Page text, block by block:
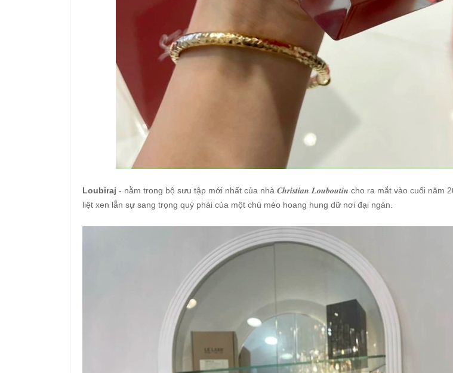
Loubiraj - nằm trong bộ sưu tập mới nhất của nhà 𝑪𝒉𝒓𝒊𝒔𝒕𝒊𝒂𝒏 𝑳𝒐𝒖𝒃𝒐𝒖𝒕𝒊𝒏 cho ra mắt vào cuối
liệt xen lẫn sự sang trọng quý phái của một chú mèo hoang hung dữ nơi đại ngàn.